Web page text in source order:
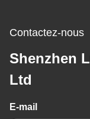
Contactez-nous
Shenzhen
Ltd
E-mail